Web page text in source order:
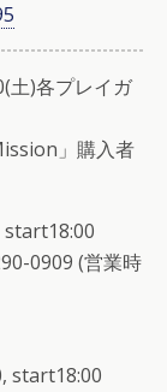
)各プレイガ
」購入者
0909 (営業時